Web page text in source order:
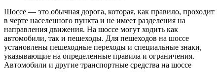
Шоссе — это обычная дорога, которая, как правило, проходит
в черте населенного пункта и не имеет разделения на
направления движения. На шоссе могут ходить как
автомобили, так и пешеходы. Для пешеходов на шоссе
установлены пешеходные переходы и специальные знаки,
указывающие на определенные правила и ограничения.
Автомобили и другие транспортные средства на шоссе